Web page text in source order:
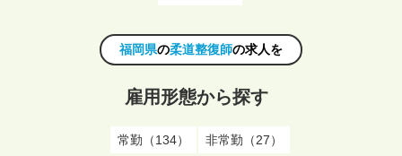
福岡県の柔道整復師の求人を
雇用形態から探す
常勤（134） 非常勤（27）